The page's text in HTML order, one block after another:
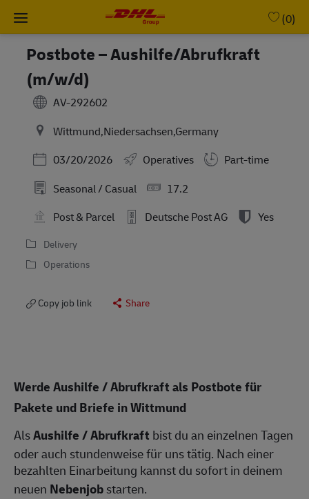
Skip to main content
(0)
Postbote – Aushilfe/Abrufkraft
(m/w/d)
AV-292602
Wittmund,Niedersachsen,Germany
Posted Date
03/20/2026 Operatives
Part-time
Seasonal / Casual
17.2
Post & Parcel
Deutsche Post AG Yes
Delivery
Operations
Copy job link Share
Werde Aushilfe / Abrufkraft als Postbote für
Pakete und Briefe in Wittmund
AlsAushilfe / Abrufkraft bist du an einzelnen Tagen
oder auch stundenweise für uns tätig. Nach einer
bezahlten Einarbeitung kannst du sofort in deinem
neuen Nebenjobstarten.